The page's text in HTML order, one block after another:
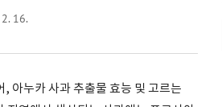
16.
아누카 사과 추출물 효능 및 고르는